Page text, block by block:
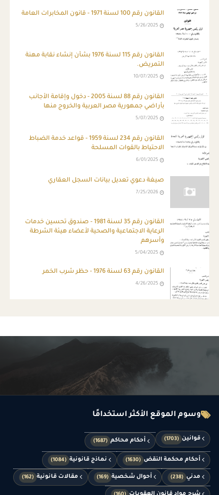
القانون رقم 100 لسنة 1971 - قانون المخابرات العامة
5/26/2025
القانون رقم 115 لسنة 1976 بشأن إنشاء نقابة مهنة
التمريض.
10/07/2025
القانون رقم 88 لسنة 2005 - دخول وإقامة الأجانب
بأراضي جمهورية مصر العربية والخروج منها
5/07/2025
القانون رقم 234 لسنة 1959 - قواعد خدمة الضباط
الاحتياط بالقوات المسلحة
6/01/2025
صيغة دعوي تعديل بيانات السجل العقاري
7/25/2026
القانون رقم 35 لسنة 1981 - صندوق تحسين خدمات
الرعاية الاجتماعية والصحية لأعضاء هيئة الشرطة
وأسرهم
5/04/2025
القانون رقم 63 لسنة 1976 - حظر شرب الخمر
4/26/2025
وسوم الموقع الأكثر استخدامًا
قوانين (1703) أحكام محاكم (1687)
أحكام محكمة النقض (1630) نماذج قانونية (1084)
مدني (238) أحوال شخصية (169) مقالات قانونية (162)